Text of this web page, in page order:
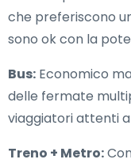
che preferiscono
sono ok con la
Bus: Economico
delle fermate
viaggiatori attenti
Treno + Metro: